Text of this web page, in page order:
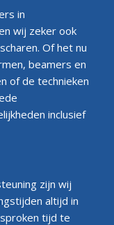
in
wij zeker ook
Of het nu
beamers en
of de technieken
inclusief
zijn wij
altijd in
tijd te